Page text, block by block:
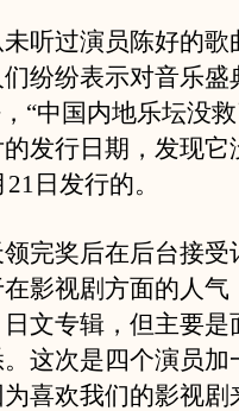
过演员陈好的歌
纷纷表示对音乐盛
“中国内地乐坛没
发行日期，发现它
日发行的。
奖后在后台接受
影视剧方面的人气
文专辑，但主要是
这次是四个演员加
喜欢我们的影视剧